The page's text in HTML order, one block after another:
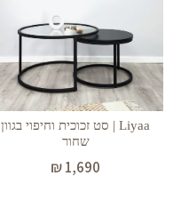
Liyaa | סט זכוכית וחיפוי בגוון
שחור
₪1,690